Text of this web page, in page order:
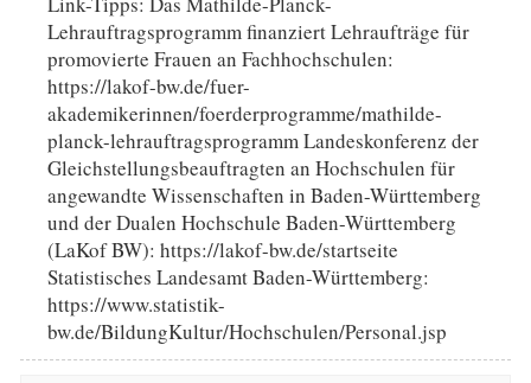
Lehrauftragsprogramm finanziert Lehraufträge für
promovierte Frauen an Fachhochschulen:
https://lakof-bw.de/fuer-
akademikerinnen/foerderprogramme/mathilde-
planck-lehrauftragsprogramm Landeskonferenz der
Gleichstellungsbeauftragten an Hochschulen für
angewandte Wissenschaften in Baden-Württemberg
und der Dualen Hochschule Baden-Württemberg
(LaKof BW): https://lakof-bw.de/startseite
Statistisches Landesamt Baden-Württemberg:
https://www.statistik-
bw.de/BildungKultur/Hochschulen/Personal.jsp